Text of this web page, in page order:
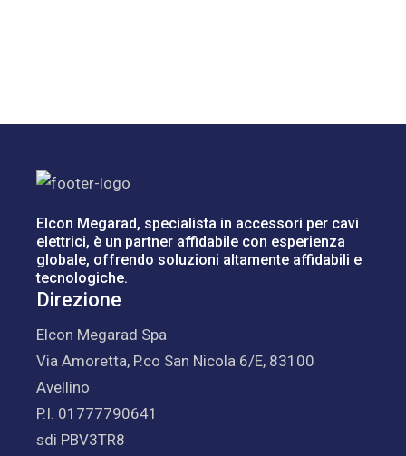
Elcon Megarad, specialista in accessori per cavi
elettrici, è un partner affidabile con esperienza
globale, offrendo soluzioni altamente affidabili e
tecnologiche.
Direzione
Elcon Megarad Spa
Via Amoretta, P.co San Nicola 6/E, 83100
Avellino
P.I. 01777790641
sdi PBV3TR8